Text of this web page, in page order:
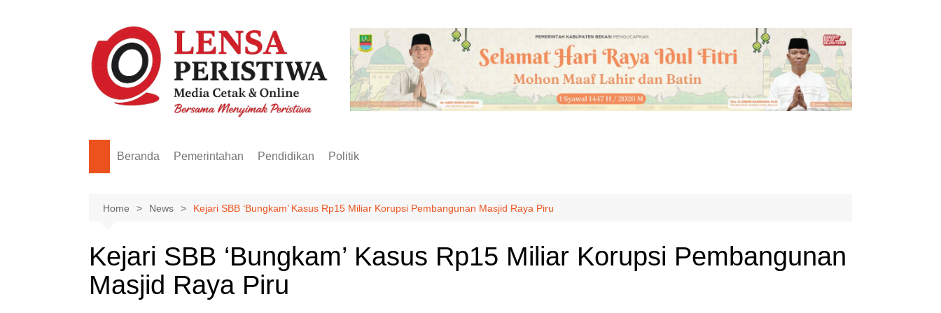
Beranda Pemerintahan Pendidikan Politik
Home News Kejari SBB ‘Bungkam’ Kasus Rp15 Miliar Korupsi Pembangunan Masjid Raya Piru
Kejari SBB ‘Bungkam’ Kasus Rp15 Miliar Korupsi Pembangunan
Masjid Raya Piru